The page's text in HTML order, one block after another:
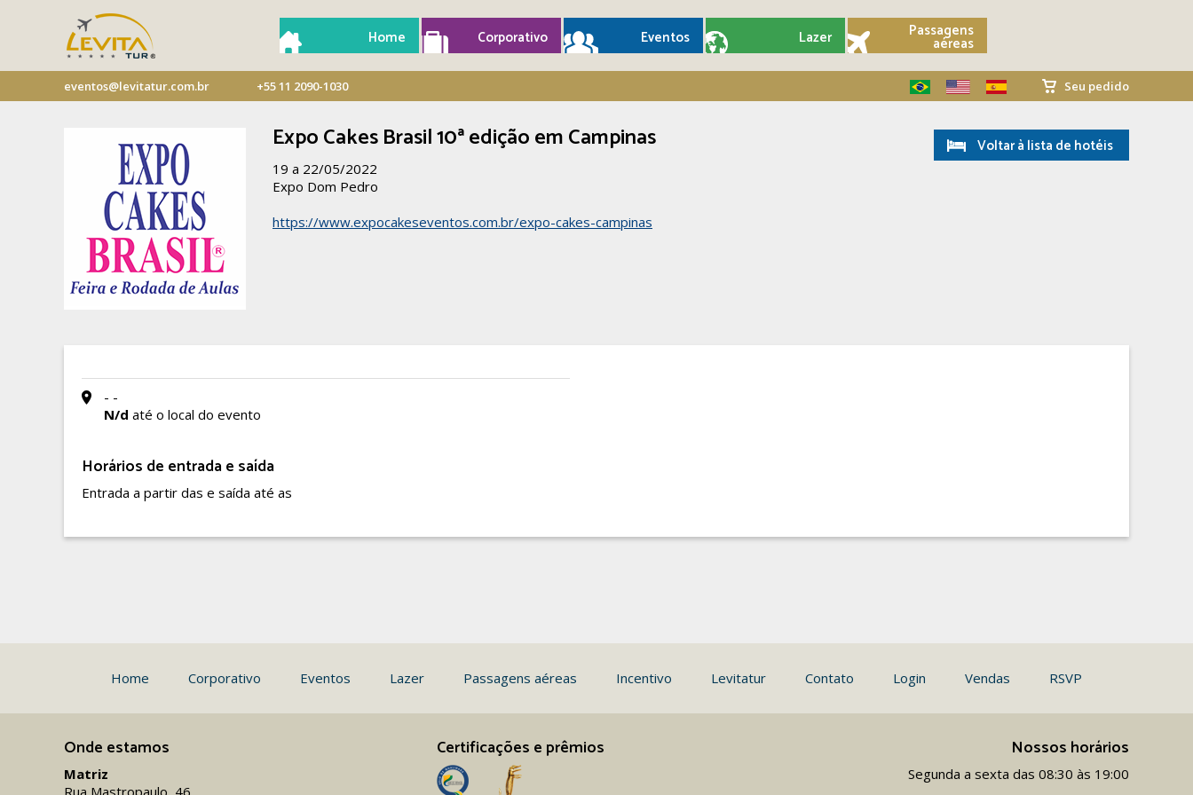
Home Corporativo Eventos Lazer Passagens
aéreas
eventos@levitatur.com.br +55 11 2090-1030 Seu pedido
Expo Cakes Brasil 10ª edição em Campinas
19 a 22/05/2022
Expo Dom Pedro
https://www.expocakeseventos.com.br/expo-cakes-campinas
Voltar à lista de hotéis
- -
N/d até o local do evento
Horários de entrada e saída
Entrada a partir das e saída até as
Home Corporativo Eventos Lazer Passagens aéreas Incentivo Levitatur Contato Login Vendas RSVP
Onde estamos
Matriz
Rua Mastropaulo, 46
Certificações e prêmios Nossos horários
Segunda a sexta das 08:30 às 19:00